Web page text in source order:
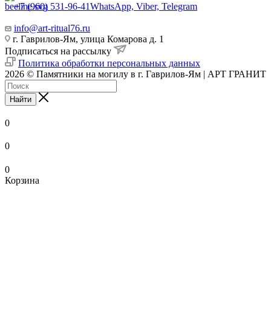
+7 (960) 531-96-41WhatsApp, Viber, Telegram
info@art-ritual76.ru
г. Гаврилов-Ям, улица Комарова д. 1
Подписаться на рассылку
Политика обработки персональных данных
2026 © Памятники на могилу в г. Гаврилов-Ям | АРТ ГРАНИТ
Найти
0
0
0
Корзина